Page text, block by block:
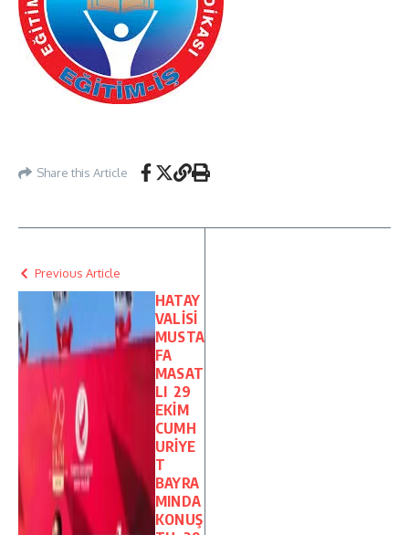
Share this Article
Previous Article
HATAY
VALİSİ
MUSTA
FA
MASAT
LI 29
EKİM
CUMH
URİYE
T
BAYRA
MINDA
KONUŞ